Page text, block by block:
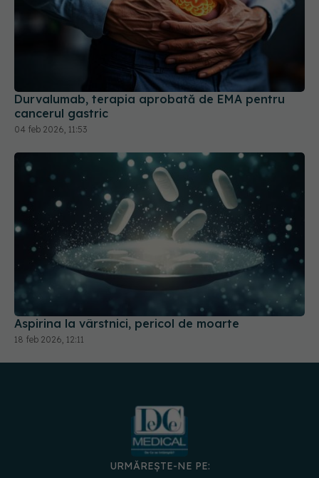
Durvalumab, terapia aprobată de EMA pentru
cancerul gastric
04 feb 2026, 11:53
Aspirina la vârstnici, pericol de moarte
18 feb 2026, 12:11
URMĂREȘTE-NE PE: